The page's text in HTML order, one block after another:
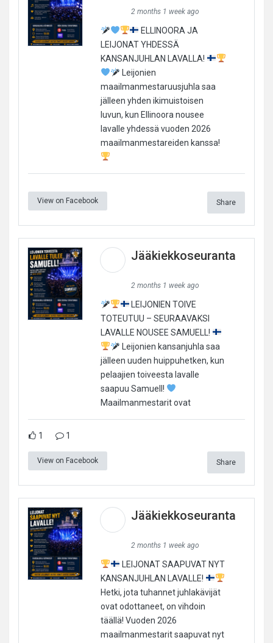
2 months 1 week ago
ELLINOORA JA
LEIJONAT YHDESSÄ
KANSANJUHLAN LAVALLA!
Leijonien
maailmanmestaruusjuhla saa
jälleen yhden ikimuistoisen
luvun, kun Ellinoora nousee
lavalle yhdessä vuoden 2026
maailmanmestareiden kanssa!
View on Facebook Share
Jääkiekkoseuranta
2 months 1 week ago
LEIJONIEN TOIVE
TOTEUTUU – SEURAAVAKSI
LAVALLE NOUSEE SAMUELL!
Leijonien kansanjuhla saa
jälleen uuden huippuhetken, kun
pelaajien toiveesta lavalle
saapuu Samuell!
Maailmanmestarit ovat
1 1
View on Facebook Share
Jääkiekkoseuranta
2 months 1 week ago
LEIJONAT SAAPUVAT NYT
KANSANJUHLAN LAVALLE!
Hetki, jota tuhannet juhlakävijät
ovat odottaneet, on vihdoin
täällä! Vuoden 2026
maailmanmestarit saapuvat nyt